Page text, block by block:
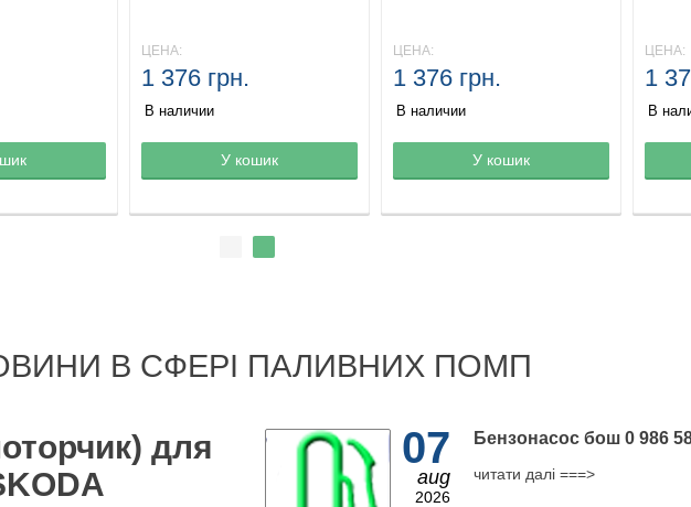
Товар в корзине
ЦЕНА:
1 376 грн.
В наличии
У кошик Товар в корзине
ЦЕНА:
1 376 грн.
В наличии
У кошик
ЦЕНА:
1
В
В СФЕРІ ПАЛИВНИХ ПОМП
для
07
aug
2026
Бензонасос бош 0 986
читати далі ===>